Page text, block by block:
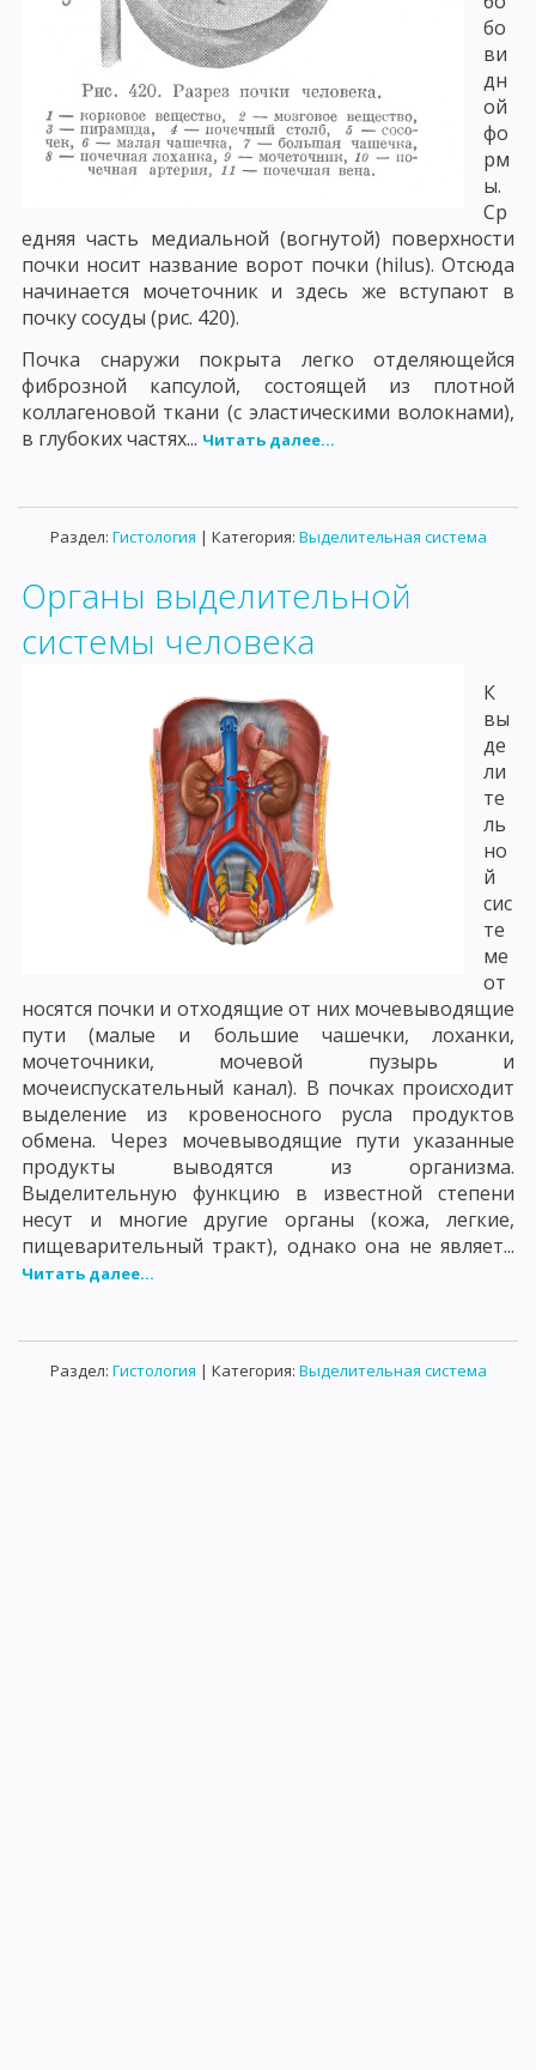
бо
ви
дн
ой
фо
рм
ы.
Ср
едняя часть медиальной (вогнутой) поверхности
почки носит название ворот почки (hilus). Отсюда
начинается мочеточник и здесь же вступают в
почку сосуды (рис. 420).
Почка снаружи покрыта легко отделяющейся
фиброзной капсулой, состоящей из плотной
коллагеновой ткани (с эластическими волокнами),
в глубоких частях... Читать далее...
Раздел: Гистология | Категория: Выделительная система
Органы выделительной
системы человека
К
вы
де
ли
те
ль
но
й
сис
те
ме
от
носятся почки и отходящие от них мочевыводящие
пути (малые и большие чашечки, лоханки,
мочеточники, мочевой пузырь и
мочеиспускательный канал). В почках происходит
выделение из кровеносного русла продуктов
обмена. Через мочевыводящие пути указанные
продукты выводятся из организма.
Выделительную функцию в известной степени
несут и многие другие органы (кожа, легкие,
пищеварительный тракт), однако она не являет...
Читать далее...
Раздел: Гистология | Категория: Выделительная система